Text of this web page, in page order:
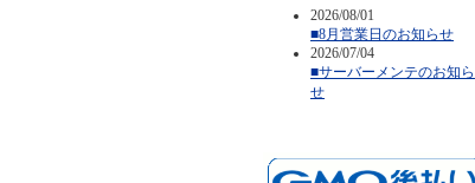
2026/08/01
■8月営業日のお知らせ
2026/07/04
■サーバーメンテのお知ら
せ